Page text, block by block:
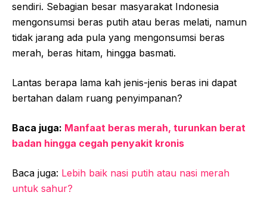
sendiri. Sebagian besar masyarakat Indonesia
mengonsumsi beras putih atau beras melati, namun
tidak jarang ada pula yang mengonsumsi beras
merah, beras hitam, hingga basmati.
Lantas berapa lama kah jenis-jenis beras ini dapat
bertahan dalam ruang penyimpanan?
Baca juga: Manfaat beras merah, turunkan berat
badan hingga cegah penyakit kronis
Baca juga: Lebih baik nasi putih atau nasi merah
untuk sahur?